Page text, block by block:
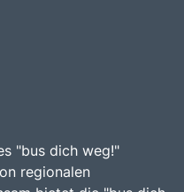
"bus dich weg!"
regionalen